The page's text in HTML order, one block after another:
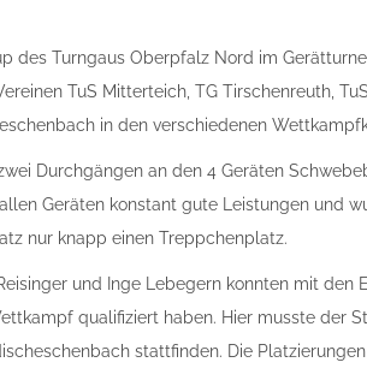
des Turngaus Oberpfalz Nord im
TuS Mitterteich, TG Tirschenreuth,
in den verschiedenen
Durchgängen an den 4 Geräten
Geräten konstant gute Leistungen und
nur knapp einen Treppchenplatz.
und Inge Lebegern konnten mit
qualifiziert haben. Hier musste der
stattfinden. Die